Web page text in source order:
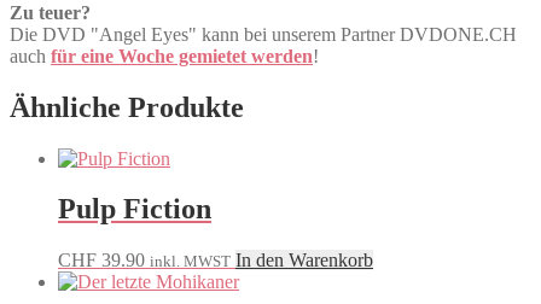
Zu teuer?
Die DVD "Angel Eyes" kann bei unserem Partner DVDONE.CH
auch für eine Woche gemietet werden!
Ähnliche Produkte
Pulp Fiction
CHF 39.90 inkl. MWST In den Warenkorb